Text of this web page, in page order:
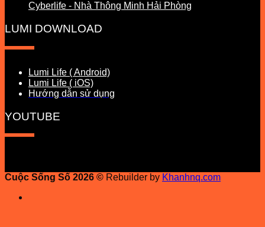
Cyberlife - Nhà Thông Minh Hải Phòng
LUMI DOWNLOAD
Lumi Life ( Android)
Lumi Life ( iOS)
Hướng dẫn sử dụng
YOUTUBE
Cuộc Sống Số 2026 © Rebuilder by Khanhnq.com